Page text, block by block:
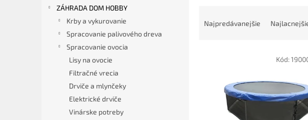
ZÁHRADA DOM HOBBY
Krby a vykurovanie
Spracovanie palivového dreva
Spracovanie ovocia
Lisy na ovocie
Filtračné vrecia
Drviče a mlynčeky
Elektrické drviče
Vinárske potreby
Najpredávanejšie
Kód: